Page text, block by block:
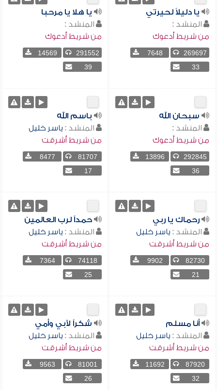
يا دليلاً لحيرتي
المنشد :
من شريط أدعوك
269697
7648
33
يا هلا يا مرحبا
المنشد :
من شريط أدعوك
291552
14569
39
سبحان الله
المنشد :
من شريط أدعوك
292845
13896
36
باسم الله
المنشد : ياسر خليل
من شريط أشرقت
81707
8477
17
رحماك يا ربي
المنشد : ياسر خليل
من شريط أشرقت
82730
9902
21
حمداً لرب العالمين
المنشد : ياسر خليل
من شريط أشرقت
74118
7364
25
أنا مسلم
المنشد : ياسر خليل
من شريط أشرقت
87920
11692
32
شكراً لأبي وأمي
المنشد : ياسر خليل
من شريط أشرقت
81001
9563
26